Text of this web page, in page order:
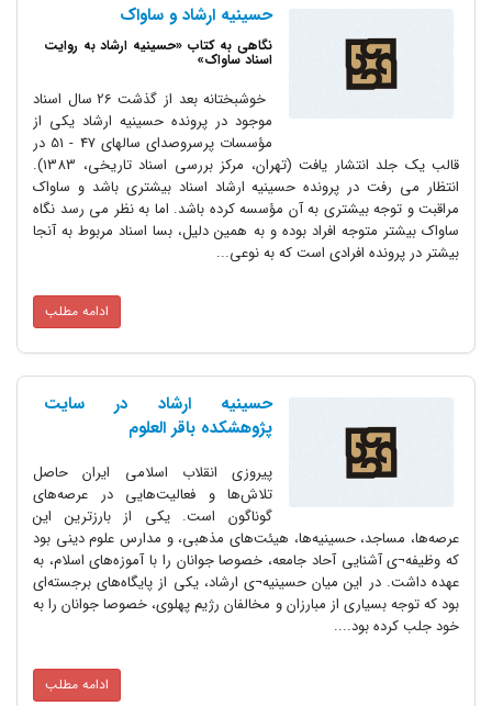
حسینیه ارشاد و ساواک
نگاهی به کتاب «حسینیه ارشاد به روایت
اسناد ساواک»
خوشبختانه بعد از گذشت 26 سال اسناد
موجود در پرونده حسینیه ارشاد یکی از
مؤسسات پرسروصدای سالهای 47 - 51 در
قالب یک جلد انتشار یافت (تهران، مرکز بررسی اسناد تاریخی، 1383).
انتظار می رفت در پرونده حسینیه ارشاد اسناد بیشتری باشد و ساواک
مراقبت و توجه بیشتری به آن مؤسسه کرده باشد. اما به نظر می رسد نگاه
ساواک بیشتر متوجه افراد بوده و به همین دلیل، بسا اسناد مربوط به آنجا
بیشتر در پرونده افرادی است که به نوعی...
ادامه مطلب
حسینیه ارشاد در سایت
پژوهشکده باقر العلوم
پیروزی انقلاب اسلامی ایران حاصل
تلاش‌ها و فعالیت‌هایی در عرصه‌های
گوناگون است. یکی از بارزترین این
عرصه‌ها، مساجد، حسینیه‌ها، هیئت‌های مذهبی، و مدارس علوم دینی بود
که وظیفه¬ی آشنایی آحاد جامعه، خصوصا جوانان را با آموزه‌های اسلام، به
عهده داشت. در این میان حسینیه¬ی ارشاد، یکی از پایگاه‌های برجسته‌ای
بود که توجه بسیاری از مبارزان و مخالفان رژیم پهلوی، خصوصا جوانان را به
خود جلب کرده بود....
ادامه مطلب